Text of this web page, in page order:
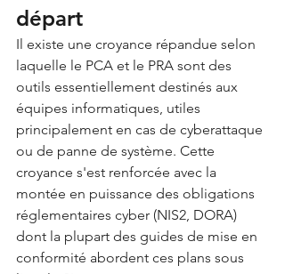
départ
Il existe une croyance répandue selon
laquelle le PCA et le PRA sont des
outils essentiellement destinés aux
équipes informatiques, utiles
principalement en cas de cyberattaque
ou de panne de système. Cette
croyance s'est renforcée avec la
montée en puissance des obligations
réglementaires cyber (NIS2, DORA)
dont la plupart des guides de mise en
conformité abordent ces plans sous